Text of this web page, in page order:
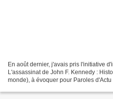
En août dernier, j'avais pris l'initiative
L'assassinat de John F. Kennedy :
monde), à évoquer pour Paroles